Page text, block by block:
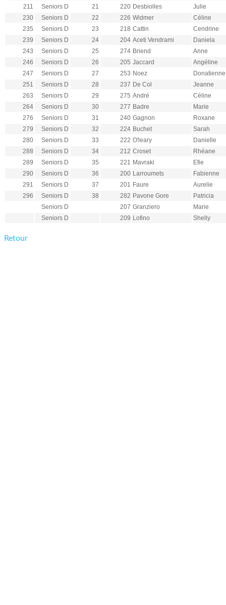
211
Seniors D 21 220 Desbiolles
Julie
230
Seniors D 22 226 Widmer
Céline
235
Seniors D 23 218 Cattin
Cendrine
239
Seniors D 24 204 Aceti Vendrami
Daniela
243
Seniors D 25 274 Briend
Anne
246
Seniors D 26 205 Jaccard
Angéline
247
Seniors D 27 253 Noez
Donatienne
251
Seniors D 28 237 De Col
Jeanne
263
Seniors D 29 275 André
Céline
264
Seniors D 30 277 Badre
Marie
276
Seniors D 31 240 Gagnon
Roxane
279
Seniors D 32 224 Buchet
Sarah
280
Seniors D 33 222 O'leary
Danielle
288
Seniors D 34 212 Croset
Rhéane
289
Seniors D 35 221 Mavraki
Efie
290
Seniors D 36 200 Larroumets
Fabienne
291
Seniors D 37 201 Faure
Aurelie
296
Seniors D 38 282 Pavone Gore
Patricia
Seniors D
207 Granziero
Marie
Seniors D
209 Lofino Shelly
Retour